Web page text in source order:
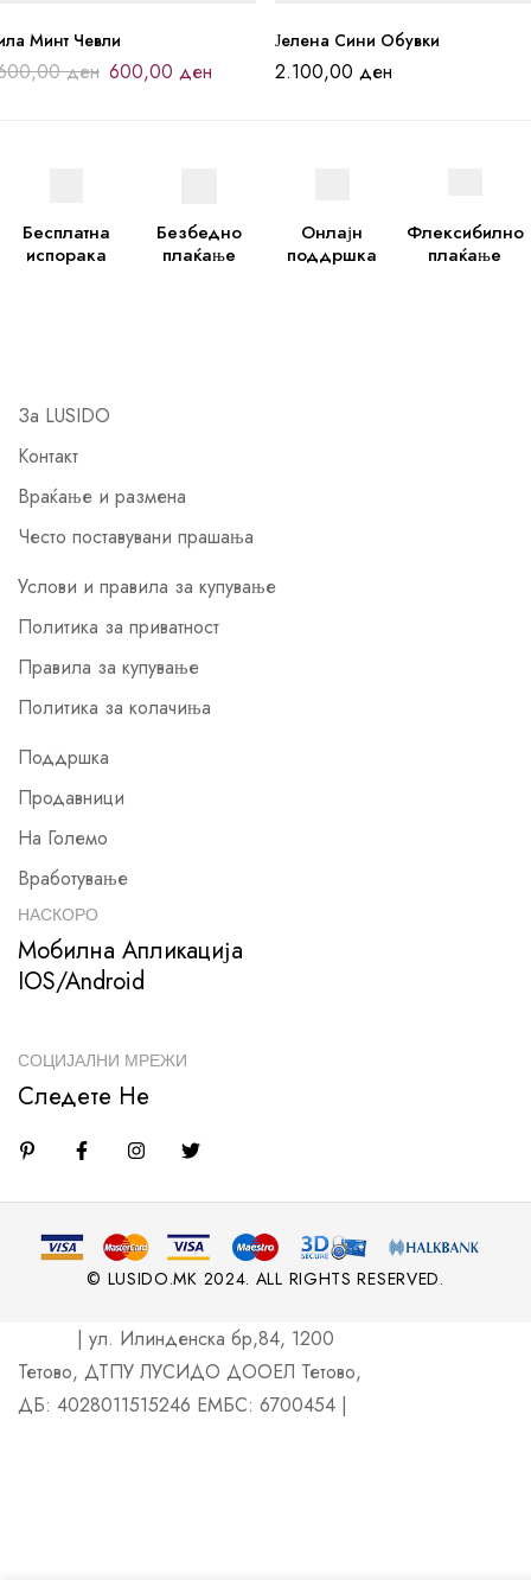
Минт Чевли
ден 600,00 ден
Јелена Сини Обувки
2.100,00 ден
Бесплатна
испорака
Безбедно
плаќање
Онлајн
поддршка
Флексибилно
плаќање
За LUSIDO
Контакт
Враќање и размена
Често поставувани прашања
Услови и правила за купување
Политика за приватност
Правила за купување
Политика за колачиња
Поддршка
Продавници
На Големо
Вработување
НАСКОРО
Мобилна Апликација
IOS/Android
СОЦИЈАЛНИ МРЕЖИ
Следете Не
© LUSIDO.MK 2024. ALL RIGHTS RESERVED.
| ул. Илинденска бр,84, 1200
Тетово, ДТПУ ЛУСИДО ДООЕЛ Тетово,
ДБ: 4028011515246 ЕМБС: 6700454 |